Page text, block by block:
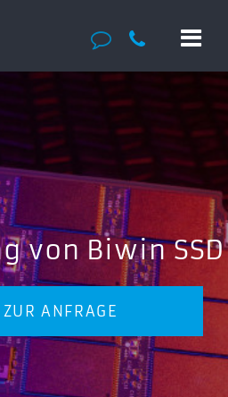
von Biwin SSD
ANFRAGE